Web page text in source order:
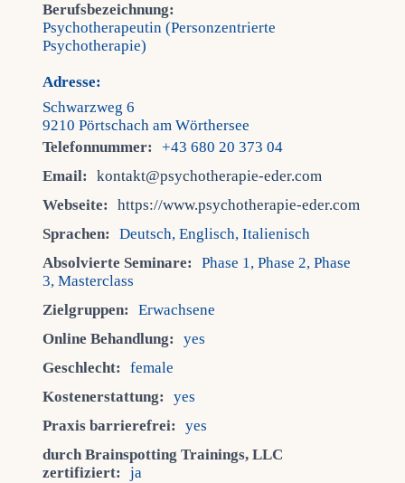
Berufsbezeichnung:
Psychotherapeutin (Personzentrierte
Psychotherapie)
Adresse:
Schwarzweg 6
9210 Pörtschach am Wörthersee
Telefonnummer:
+43 680 20 373 04
Email:
kontakt@psychotherapie-eder.com
Webseite:
https://www.psychotherapie-eder.com
Sprachen:
Deutsch, Englisch, Italienisch
Absolvierte Seminare:
Phase 1, Phase 2, Phase
3, Masterclass
Zielgruppen:
Erwachsene
Online Behandlung:
yes
Geschlecht:
female
Kostenerstattung:
yes
Praxis barrierefrei:
yes
durch Brainspotting Trainings, LLC
zertifiziert:
ja